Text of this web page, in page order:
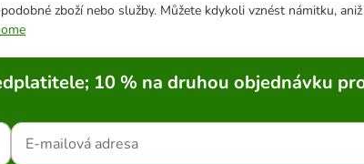
zboží nebo služby. Můžete kdykoli vznést námitku,
10 % na druhou objednávku